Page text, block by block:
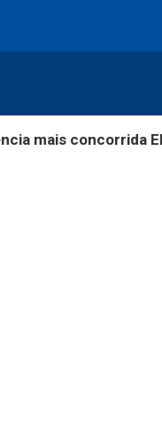
mais concorrida